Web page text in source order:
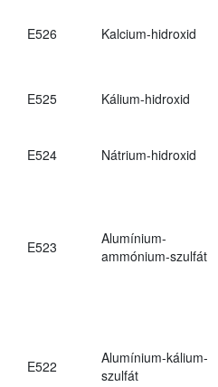
E526 Kalcium-hidroxid
E525 Kálium-hidroxid
E524 Nátrium-hidroxid
E523
Alumínium-
ammónium-szulfát
E522
Alumínium-kálium-
szulfát